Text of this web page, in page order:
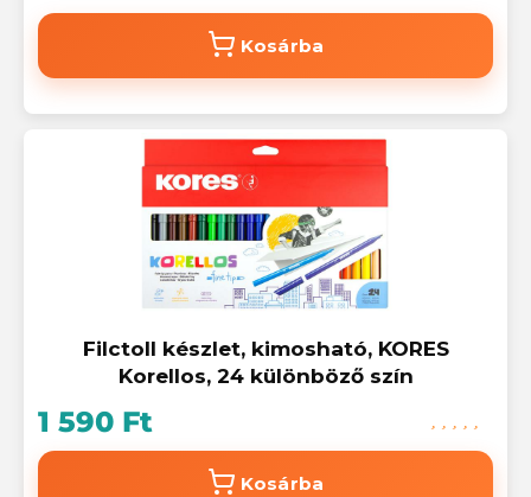
Kosárba
Filctoll készlet, kimosható, KORES
Korellos, 24 különböző szín
1 590 Ft
Kosárba